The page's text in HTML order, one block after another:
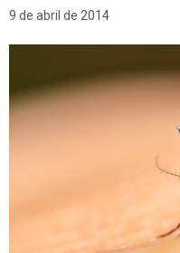
9 de abril de 2014